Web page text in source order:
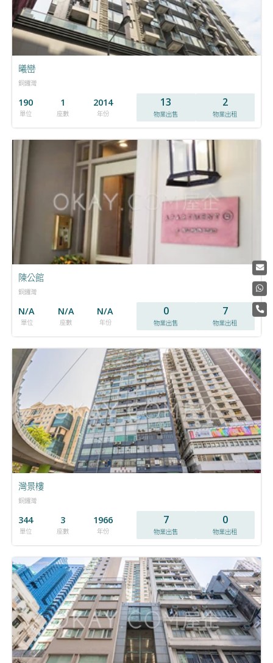
曦巒
銅鑼灣
190
單位
1
座數
2014
年份
13
物業出售
2
物業出租
陳公館
銅鑼灣
N/A
單位
N/A
座數
N/A
年份
0
物業出售
7
物業出租
灣景樓
銅鑼灣
344
單位
3
座數
1966
年份
7
物業出售
0
物業出租